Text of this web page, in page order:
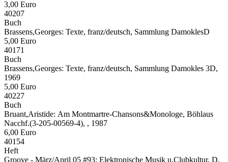
3,00 Euro
40207
Buch
Brassens,Georges: Texte, franz/deutsch, Sammlung DamoklesD
5,00 Euro
40171
Buch
Brassens,Georges: Texte, franz/deutsch, Sammlung Damokles 3D,
1969
5,00 Euro
40227
Buch
Bruant,Aristide: Am Montmartre-Chansons&Monologe, Böhlaus
Nacchf.(3-205-00569-4), , 1987
6,00 Euro
40154
Heft
Groove - März/April 05 #93: Elektronische Musik u.Clubkultur, D,